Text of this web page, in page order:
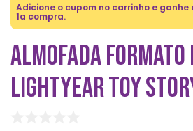
Adicione o cupom no carrinho e ganhe
1a compra.
ALMOFADA FORMATO
LIGHTYEAR TOY